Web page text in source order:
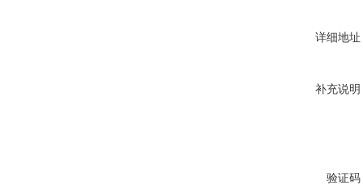
详细地址
补充说明
验证码